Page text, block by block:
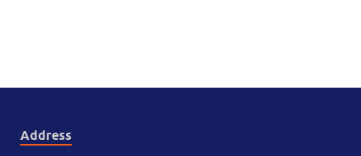
Address